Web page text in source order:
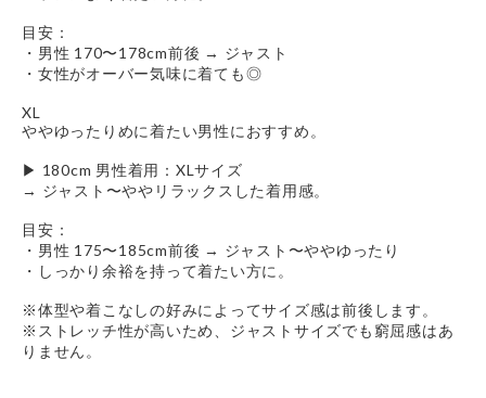
目安：
・男性 170〜178cm前後 → ジャスト
・女性がオーバー気味に着ても◎
XL
ややゆったりめに着たい男性におすすめ。
▶︎ 180cm 男性着用：XLサイズ
→ ジャスト〜ややリラックスした着用感。
目安：
・男性 175〜185cm前後 → ジャスト〜ややゆったり
・しっかり余裕を持って着たい方に。
※体型や着こなしの好みによってサイズ感は前後します。
※ストレッチ性が高いため、ジャストサイズでも窮屈感はあ
りません。